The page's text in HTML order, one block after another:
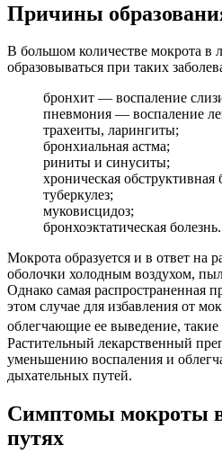
Причины
В большом количестве мокрота в
образовываться при таких
бронхит — воспаление
пневмония — воспаление
трахеиты, ларингиты;
бронхиальная астма;
риниты и синуситы;
хроническая
туберкулез;
муковисцидоз;
бронхоэктатическая болезнь.
Мокрота образуется и в ответ на
оболочки холодным воздухом,
Однако самая
этом случае для избавления от
облегчающие ее выведение,
Растительный лекарственный
уменьшению воспаления и
дыхательных путей.
Симптомы мокроты
путях